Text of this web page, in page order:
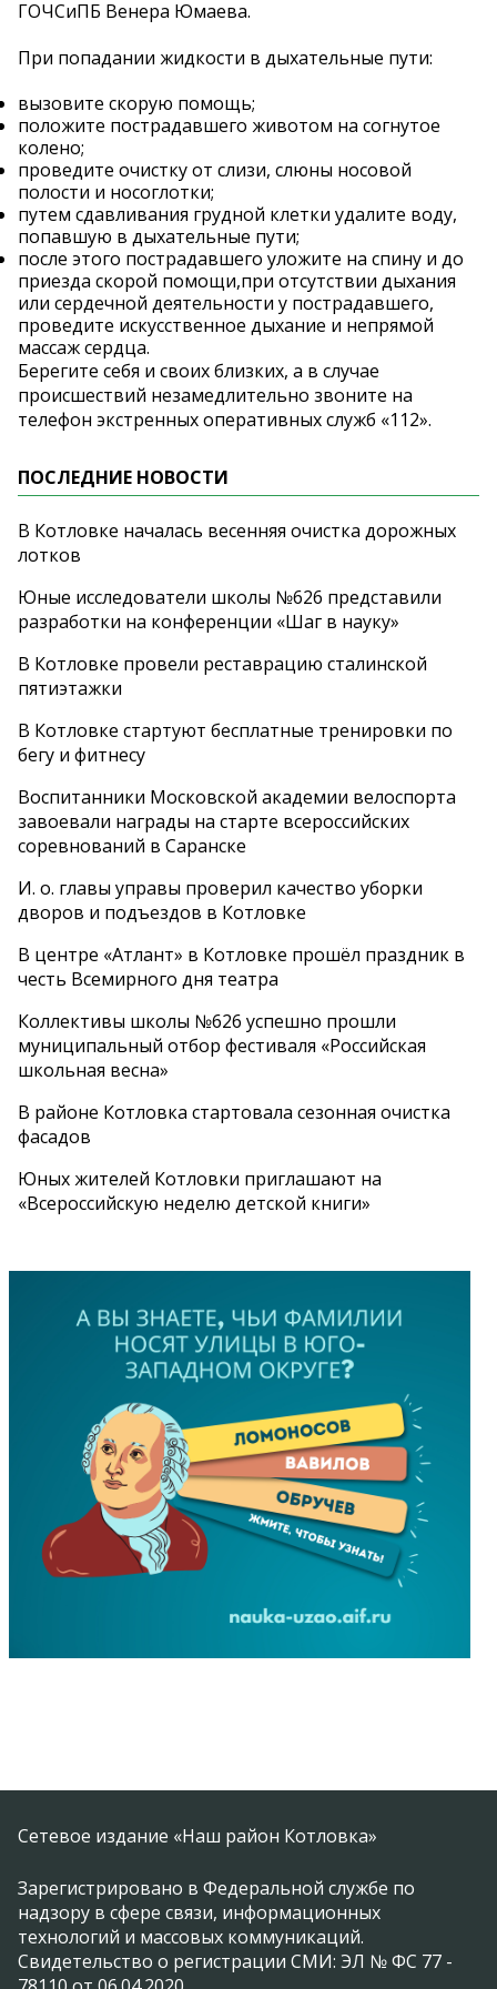
ГОЧСиПБ Венера Юмаева.
При попадании жидкости в дыхательные пути:
вызовите скорую помощь;
положите пострадавшего животом на согнутое
колено;
проведите очистку от слизи, слюны носовой
полости и носоглотки;
путем сдавливания грудной клетки удалите воду,
попавшую в дыхательные пути;
после этого пострадавшего уложите на спину и до
приезда скорой помощи,при отсутствии дыхания
или сердечной деятельности у пострадавшего,
проведите искусственное дыхание и непрямой
массаж сердца.
Берегите себя и своих близких, а в случае
происшествий незамедлительно звоните на
телефон экстренных оперативных служб «112».
ПОСЛЕДНИЕ НОВОСТИ
В Котловке началась весенняя очистка дорожных
лотков
Юные исследователи школы №626 представили
разработки на конференции «Шаг в науку»
В Котловке провели реставрацию сталинской
пятиэтажки
В Котловке стартуют бесплатные тренировки по
бегу и фитнесу
Воспитанники Московской академии велоспорта
завоевали награды на старте всероссийских
соревнований в Саранске
И. о. главы управы проверил качество уборки
дворов и подъездов в Котловке
В центре «Атлант» в Котловке прошёл праздник в
честь Всемирного дня театра
Коллективы школы №626 успешно прошли
муниципальный отбор фестиваля «Российская
школьная весна»
В районе Котловка стартовала сезонная очистка
фасадов
Юных жителей Котловки приглашают на
«Всероссийскую неделю детской книги»
Сетевое издание «Наш район Котловка»
Зарегистрировано в Федеральной службе по
надзору в сфере связи, информационных
технологий и массовых коммуникаций.
Свидетельство о регистрации СМИ: ЭЛ № ФС 77 -